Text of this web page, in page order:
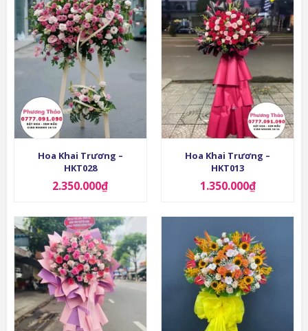
Hoa Khai Trương –
HKT028
2.350.000₫
Hoa Khai Trương –
HKT013
1.350.000₫